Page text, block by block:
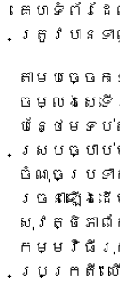
គេហទំព័រដ
ត្រូវបានទា
តាមបច្ចេក
ចម្លងស្ទើរ
បន្ថែមទប់
ស្របច្បាប់មួ
ចំណុចប្រទា
រចនាឡើង
សុវត្ថិភាព
កម្មវិធីរុ
ប្រក្រតី"